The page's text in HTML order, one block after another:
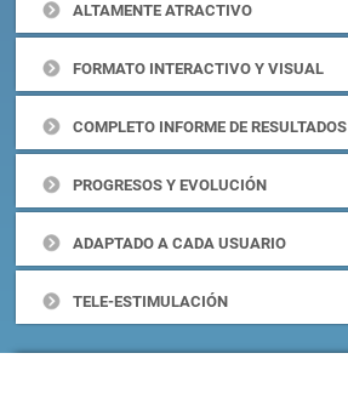
ALTAMENTE ATRACTIVO
FORMATO INTERACTIVO Y VISUAL
COMPLETO INFORME DE RESULTADOS
PROGRESOS Y EVOLUCIÓN
ADAPTADO A CADA USUARIO
TELE-ESTIMULACIÓN